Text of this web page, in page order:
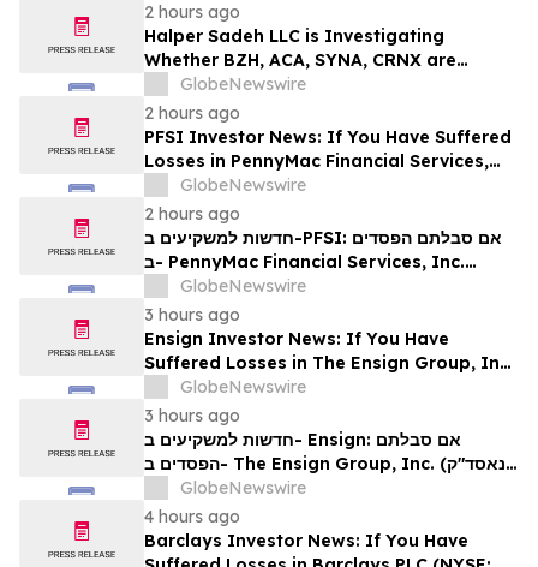
2 hours ago
Halper Sadeh LLC is Investigating
Whether BZH, ACA, SYNA, CRNX are
Obtaining Fair Deals for their
Shareholders
GlobeNewswire
2 hours ago
PFSI Investor News: If You Have Suffered
Losses in PennyMac Financial Services,
Inc. (NYSE: PFSI), You Are Encouraged to
Contact The Rosen Law Firm About Your
Rights
GlobeNewswire
2 hours ago
חדשות למשקיעים ב-PFSI: אם סבלתם הפסדים
ב- PennyMac Financial Services, Inc.
(NYSE: PFSI), אתם מוזמנים ליצור קשר עם
משרד רוזן עורכי דין בנוגע לזכויותיכם
GlobeNewswire
3 hours ago
Ensign Investor News: If You Have
Suffered Losses in The Ensign Group, Inc.
(NASDAQ: ENSG), You Are Encouraged to
Contact The Rosen Law Firm About Your
Rights
GlobeNewswire
3 hours ago
חדשות למשקיעים ב- Ensign: אם סבלתם
הפסדים ב- The Ensign Group, Inc. (נאסד"ק:
ENSG), אתם מוזמנים ליצור קשר עם משרד רוזן
עורכי דין בנוגע לזכויותיכם
GlobeNewswire
4 hours ago
Barclays Investor News: If You Have